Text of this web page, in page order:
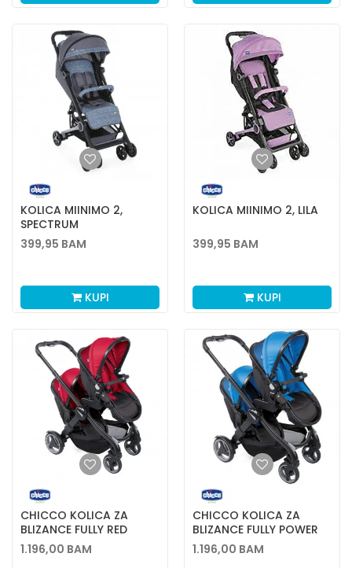
KOLICA MIINIMO 2,
SPECTRUM
399,95 BAM
KUPI
KOLICA MIINIMO 2, LILA
399,95 BAM
KUPI
CHICCO KOLICA ZA
BLIZANCE FULLY RED
PASSION
1.196,00 BAM
CHICCO KOLICA ZA
BLIZANCE FULLY POWER
BLUE
1.196,00 BAM